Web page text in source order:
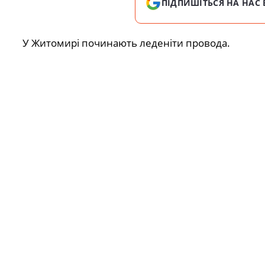
ПІДПИШІТЬСЯ НА НАС В
У Житомирі починають леденіти провода.